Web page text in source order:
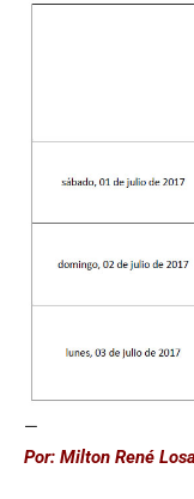
—
Por: Milton René